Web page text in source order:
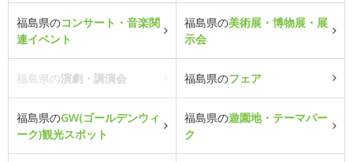
福島県のコンサート・音楽関
連イベント
福島県の美術展・博物展・展
示会
福島県の演劇・講演会 福島県のフェア
福島県のGW(ゴールデンウィ
ーク)観光スポット
福島県の遊園地・テーマパー
ク